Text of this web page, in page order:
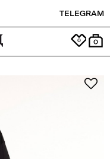
TELEGRAM
0